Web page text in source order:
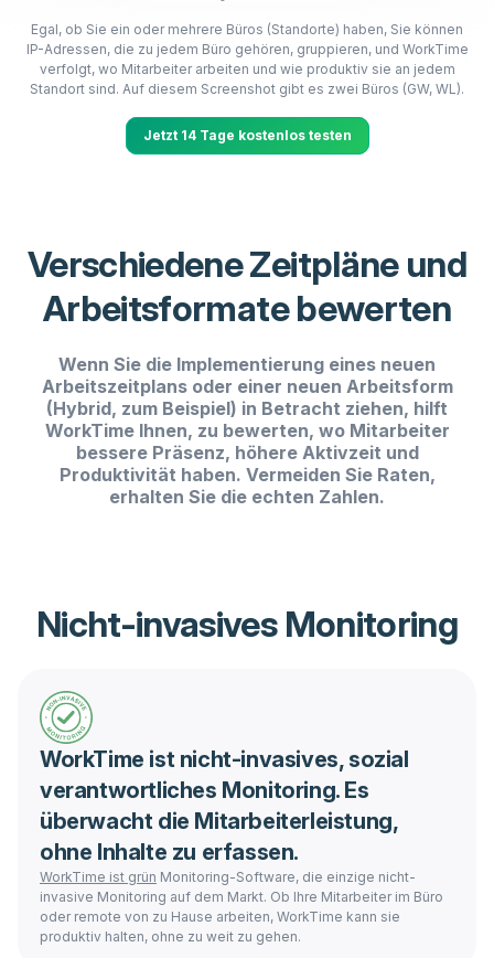
Egal, ob Sie ein oder mehrere Büros (Standorte) haben, Sie können
IP-Adressen, die zu jedem Büro gehören, gruppieren, und WorkTime
verfolgt, wo Mitarbeiter arbeiten und wie produktiv sie an jedem
Standort sind. Auf diesem Screenshot gibt es zwei Büros (GW, WL).
Jetzt 14 Tage kostenlos testen
Verschiedene Zeitpläne und
Arbeitsformate bewerten
Wenn Sie die Implementierung eines neuen
Arbeitszeitplans oder einer neuen Arbeitsform
(Hybrid, zum Beispiel) in Betracht ziehen, hilft
WorkTime Ihnen, zu bewerten, wo Mitarbeiter
bessere Präsenz, höhere Aktivzeit und
Produktivität haben. Vermeiden Sie Raten,
erhalten Sie die echten Zahlen.
Nicht-invasives Monitoring
WorkTime ist nicht-invasives, sozial
verantwortliches Monitoring. Es
überwacht die Mitarbeiterleistung,
ohne Inhalte zu erfassen.
WorkTime ist grün Monitoring-Software, die einzige nicht-
invasive Monitoring auf dem Markt. Ob Ihre Mitarbeiter im Büro
oder remote von zu Hause arbeiten, WorkTime kann sie
produktiv halten, ohne zu weit zu gehen.